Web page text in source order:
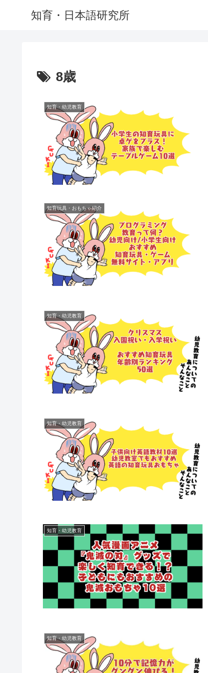
知育・日本語研究所
8歳
知育・幼児教育
知育玩具・おもちゃ紹介
知育・幼児教育
知育・幼児教育
知育・幼児教育
知育・幼児教育